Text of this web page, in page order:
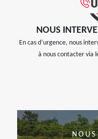
NOUS
En cas d’urgence, nous
à nous contacter via